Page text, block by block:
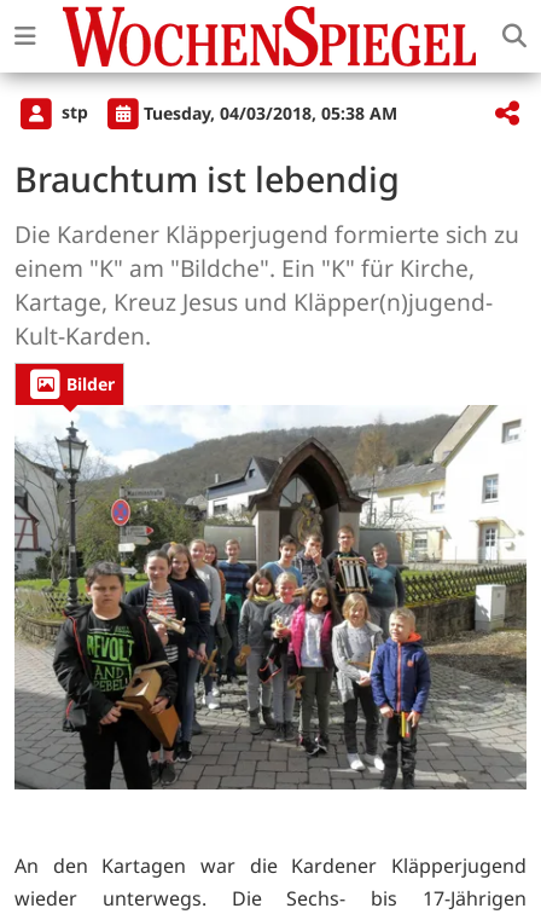
stp Tuesday, 04/03/2018, 05:38 AM
Brauchtum ist lebendig
Die Kardener Kläpperjugend formierte sich zu
einem "K" am "Bildche". Ein "K" für Kirche,
Kartage, Kreuz Jesus und Kläpper(n)jugend-
Kult-Karden.
Bilder
An den Kartagen war die Kardener Kläpperjugend
wieder unterwegs. Die Sechs- bis 17-Jährigen